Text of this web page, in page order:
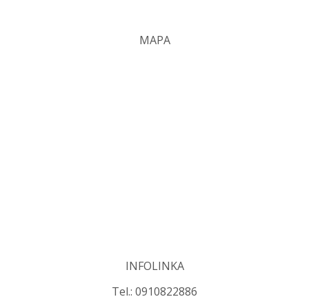
MAPA
INFOLINKA
Tel.: 0910822886